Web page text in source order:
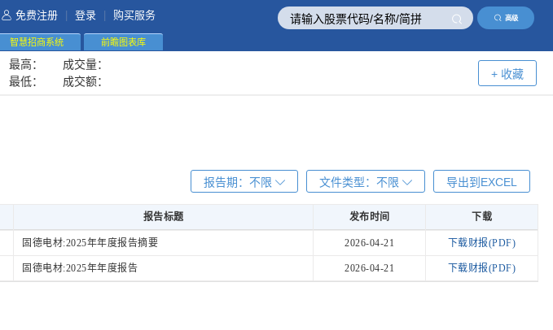
高级
免费注册 登录 购买服务
智慧招商系统 前瞻图表库
最高：
成交量：
最低： 成交额：
+ 收藏
导出到EXCEL
文件类型： 不限
报告期： 不限
报告标题 发布时间
下载
报告标题 发布时间 下载
固德电材:2025年年度报告摘要 2026-04-21 下载财报(PDF)
固德电材:2025年年度报告 2026-04-21 下载财报(PDF)